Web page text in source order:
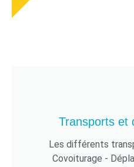
Transports et
Les différents
Covoiturage -